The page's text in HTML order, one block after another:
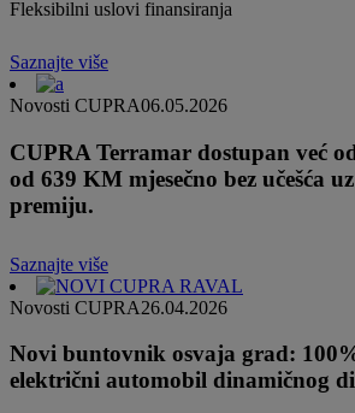
Fleksibilni uslovi finansiranja
Saznajte više
Novosti CUPRA06.05.2026
CUPRA Terramar dostupan već
od 639 KM mjesečno bez učešća
premiju.
Saznajte više
Novosti CUPRA26.04.2026
Novi buntovnik osvaja grad:
električni automobil dinamičnog